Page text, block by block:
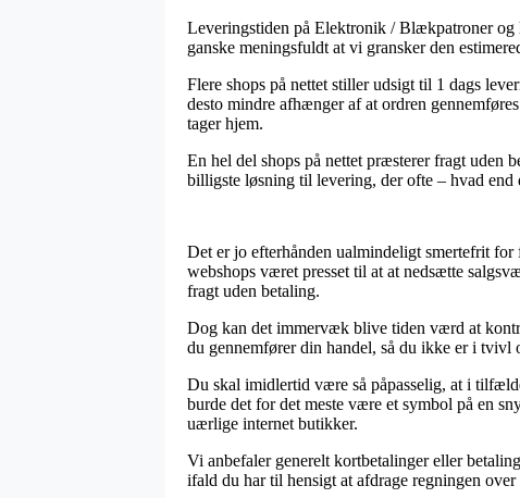
Leveringstiden på Elektronik / Blækpatroner
ganske meningsfuldt at vi gransker den
Flere shops på nettet stiller udsigt til 1 dags
desto mindre afhænger af at ordren
tager hjem.
En hel del shops på nettet præsterer fragt uden
billigste løsning til levering, der ofte – hvad
Det er jo efterhånden ualmindeligt smertefrit
webshops været presset til at at nedsætte
fragt uden betaling.
Dog kan det immervæk blive tiden værd at
du gennemfører din handel, så du ikke er i tvivl
Du skal imidlertid være så påpasselig, at i
burde det for det meste være et symbol på en
uærlige internet butikker.
Vi anbefaler generelt kortbetalinger eller
ifald du har til hensigt at afdrage regningen over